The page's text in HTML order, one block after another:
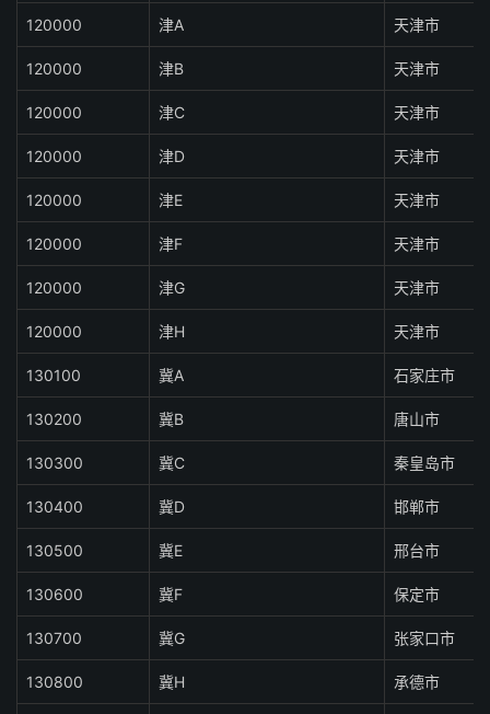
120000 津A 天津市
120000 津B 天津市
120000 津C 天津市
120000 津D 天津市
120000 津E 天津市
120000 津F 天津市
120000 津G 天津市
120000 津H 天津市
130100 冀A 石家庄市
130200 冀B 唐山市
130300 冀C 秦皇岛市
130400 冀D 邯郸市
130500 冀E 邢台市
130600 冀F 保定市
130700 冀G 张家口市
130800 冀H 承德市